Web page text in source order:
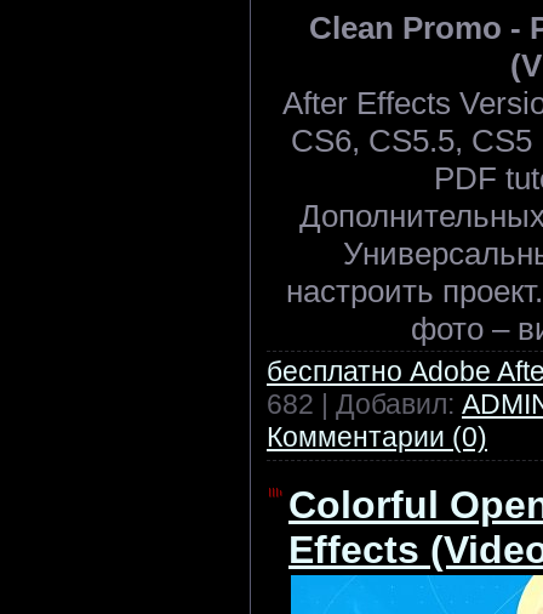
Clean Promo -
After Effects
CS6, CS5.5,
PDF
настроить
фото –
бесплатно Adobe
682 | Добавил:
Комментарии (0)
Colorful
Effects